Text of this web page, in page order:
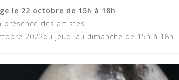
le 22 octobre de 15h à 18h
présence des artistes.
2022du jeudi au dimanche de 15h à 18h